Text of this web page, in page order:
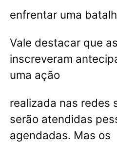
enfrentar uma
Vale destacar que
inscreveram
uma ação
realizada nas redes
serão atendidas
agendadas. Mas os